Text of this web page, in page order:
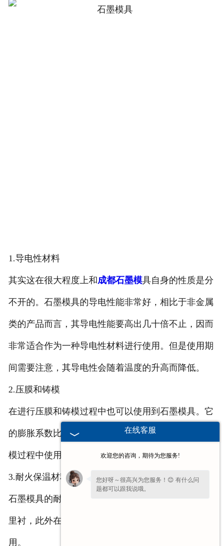
1.导电性材料
其实这在很大程度上和成都石墨模具自身的性质是分
不开的。石墨模具的导电性能非常好，相比于非金属
类的产品而言，其导电性能要高出几十倍不止，因而
非常适合作为一种导电性材料进行使用。但是使用期
间需要注意，其导电性会随着温度的升高而降低。
2.压膜和铸模
在进行压膜和铸模过程中也可以使用到石墨模具。它
的膨胀系数比较小，而且耐冷性能强，因而可以在铸
模过程中使用。
3.耐火保温材料
石墨模具的耐热性能非常好，因而可以作为工业炉的
里衬，此外在
用。
在线客服
欢迎您的咨询，期待为您服务!
您好呀～很高兴为您服务！😊 有什么问
题都可以跟我说哦。